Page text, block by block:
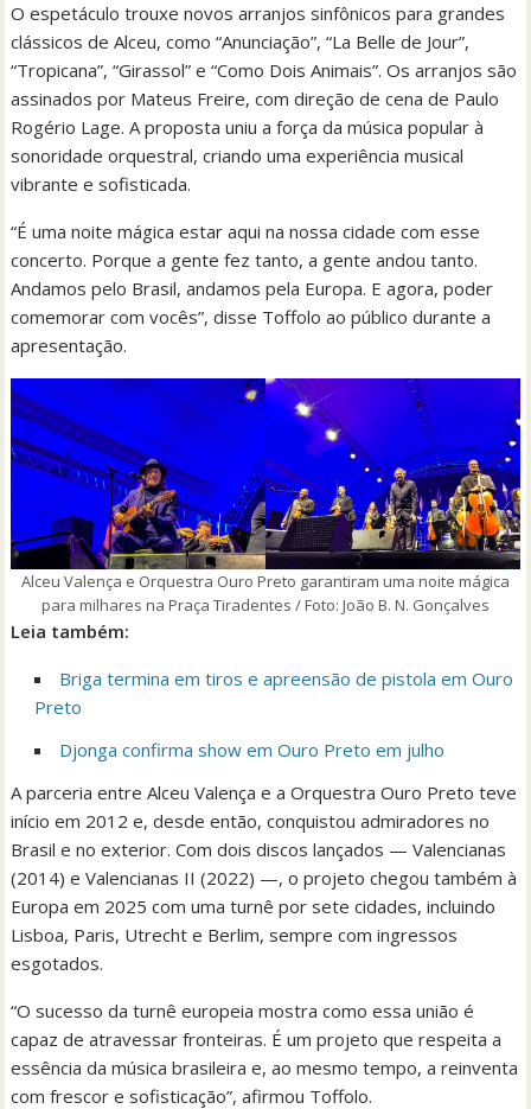
O espetáculo trouxe novos arranjos sinfônicos para grandes
clássicos de Alceu, como “Anunciação”, “La Belle de Jour”,
“Tropicana”, “Girassol” e “Como Dois Animais”. Os arranjos são
assinados por Mateus Freire, com direção de cena de Paulo
Rogério Lage. A proposta uniu a força da música popular à
sonoridade orquestral, criando uma experiência musical
vibrante e sofisticada.
“É uma noite mágica estar aqui na nossa cidade com esse
concerto. Porque a gente fez tanto, a gente andou tanto.
Andamos pelo Brasil, andamos pela Europa. E agora, poder
comemorar com vocês”, disse Toffolo ao público durante a
apresentação.
Alceu Valença e Orquestra Ouro Preto garantiram uma noite mágica
para milhares na Praça Tiradentes / Foto: João B. N. Gonçalves
Leia também:
Briga termina em tiros e apreensão de pistola em Ouro
Preto
Djonga confirma show em Ouro Preto em julho
A parceria entre Alceu Valença e a Orquestra Ouro Preto teve
início em 2012 e, desde então, conquistou admiradores no
Brasil e no exterior. Com dois discos lançados — Valencianas
(2014) e Valencianas II (2022) —, o projeto chegou também à
Europa em 2025 com uma turnê por sete cidades, incluindo
Lisboa, Paris, Utrecht e Berlim, sempre com ingressos
esgotados.
“O sucesso da turnê europeia mostra como essa união é
capaz de atravessar fronteiras. É um projeto que respeita a
essência da música brasileira e, ao mesmo tempo, a reinventa
com frescor e sofisticação”, afirmou Toffolo.